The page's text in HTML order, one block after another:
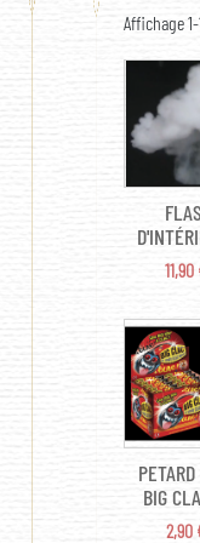
Affichage
PRIX
BIG
TIGRE -
PRIX
2,90